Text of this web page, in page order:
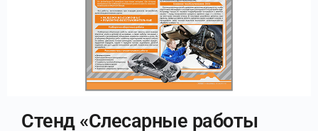
Стенд «Слесарные работы